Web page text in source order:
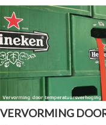
VERVORMING